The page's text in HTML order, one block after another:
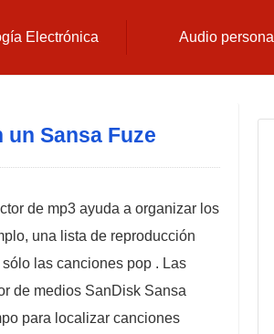
Electrónica Audio personal
Sansa Fuze
de mp3 ayuda a organizar los
una lista de reproducción
las canciones pop . Las
de medios SanDisk Sansa
para localizar canciones